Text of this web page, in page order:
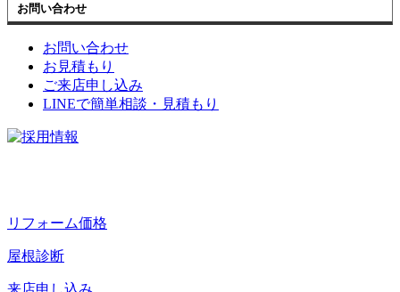
お問い合わせ
お問い合わせ
お見積もり
ご来店申し込み
LINEで簡単相談・見積もり
リフォーム価格
屋根診断
来店申し込み